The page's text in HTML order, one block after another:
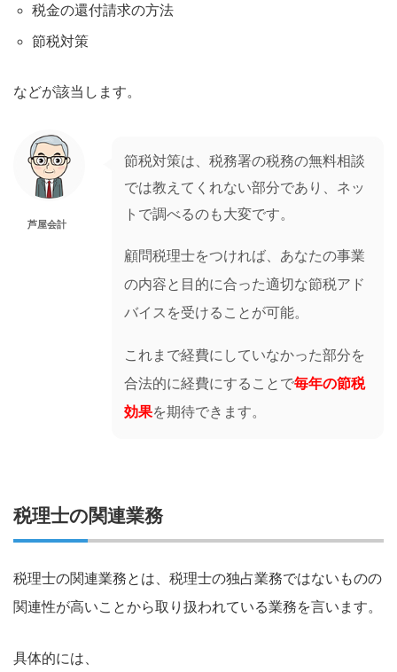
税金の還付請求の方法
節税対策
などが該当します。
芦屋会計
節税対策は、税務署の税務の無料相談
では教えてくれない部分であり、ネッ
トで調べるのも大変です。
顧問税理士をつければ、あなたの事業
の内容と目的に合った適切な節税アド
バイスを受けることが可能。
これまで経費にしていなかった部分を
合法的に経費にすることで毎年の節税
効果を期待できます。
税理士の関連業務
税理士の関連業務とは、税理士の独占業務ではないものの
関連性が高いことから取り扱われている業務を言います。
具体的には、